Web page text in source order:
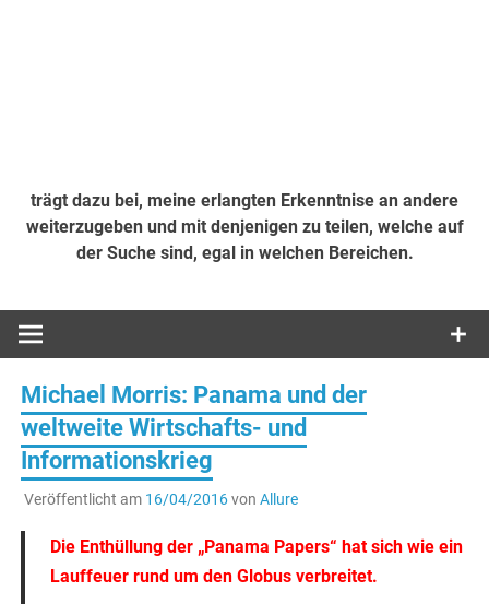
trägt dazu bei, meine erlangten Erkenntnise an andere
weiterzugeben und mit denjenigen zu teilen, welche auf
der Suche sind, egal in welchen Bereichen.
Michael Morris: Panama und der
weltweite Wirtschafts- und
Informationskrieg
Veröffentlicht am 16/04/2016von Allure
Die Enthüllung der „Panama Papers“ hat sich wie ein
Lauffeuer rund um den Globus verbreitet.